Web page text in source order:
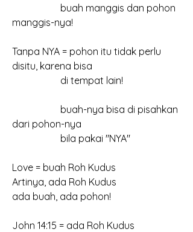
manggis-nya!
Tanpa NYA = pohon itu tidak perlu
disitu, karena bisa
		di tempat lain!
dari pohon-nya
		bila pakai "NYA"
Love = buah Roh Kudus
Artinya, ada Roh Kudus
ada buah, ada pohon!
John 14:15 = ada Roh Kudus